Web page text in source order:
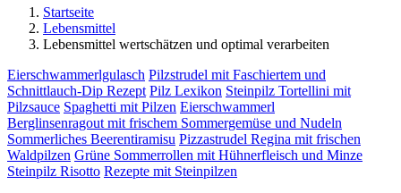
Startseite
Lebensmittel
Lebensmittel wertschätzen und optimal verarbeiten
Eierschwammerlgulasch Pilzstrudel mit Faschiertem und
Schnittlauch-Dip Rezept Pilz Lexikon Steinpilz Tortellini mit
Pilzsauce Spaghetti mit Pilzen Eierschwammerl
Berglinsenragout mit frischem Sommergemüse und Nudeln
Sommerliches Beerentiramisu Pizzastrudel Regina mit frischen
Waldpilzen Grüne Sommerrollen mit Hühnerfleisch und Minze
Steinpilz Risotto Rezepte mit Steinpilzen